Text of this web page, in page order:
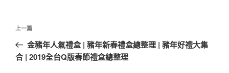
文
導
覽
上
一
篇
上一篇
金豬年人氣禮盒 | 豬年新春禮盒總整理 | 豬年好禮大集
合 | 2019全台Q版春節禮盒總整理